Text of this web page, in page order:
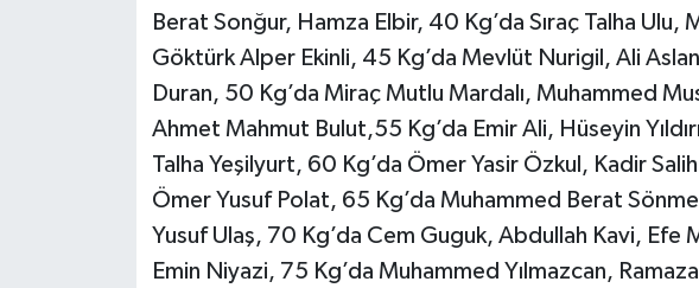
Berat Sonğur, Hamza Elbir, 40 Kg’da Sıraç Talha
Göktürk Alper Ekinli, 45 Kg’da Mevlüt Nurigil, Ali
Duran, 50 Kg’da Miraç Mutlu Mardalı, Muhammed
Ahmet Mahmut Bulut,55 Kg’da Emir Ali, Hüseyin
Talha Yeşilyurt, 60 Kg’da Ömer Yasir Özkul, Kadir Salih
Ömer Yusuf Polat, 65 Kg’da Muhammed Berat
Yusuf Ulaş, 70 Kg’da Cem Guguk, Abdullah Kavi, Efe
Emin Niyazi, 75 Kg’da Muhammed Yılmazcan,